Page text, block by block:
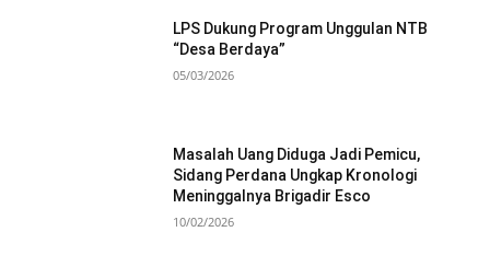
LPS Dukung Program Unggulan NTB
“Desa Berdaya”
05/03/2026
Masalah Uang Diduga Jadi Pemicu,
Sidang Perdana Ungkap Kronologi
Meninggalnya Brigadir Esco
10/02/2026